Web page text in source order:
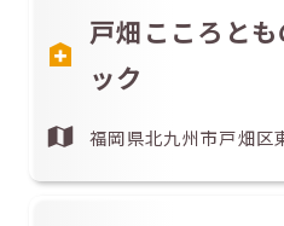
戸畑こころと
ック
福岡県北九州市戸畑区